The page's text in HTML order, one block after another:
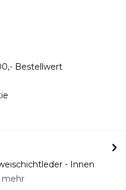
Bestellwert
- Innen
mehr